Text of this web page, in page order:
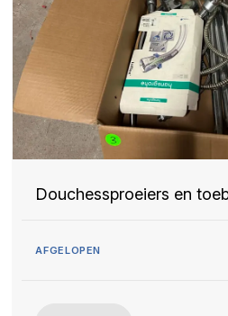
Douchessproeiers en
AFGELOPEN